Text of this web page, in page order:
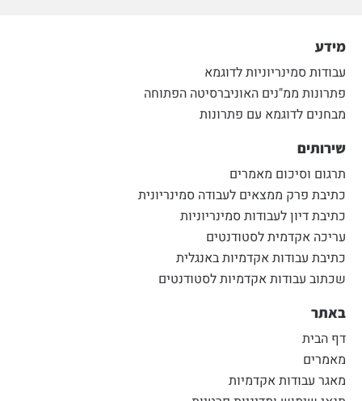
מידע
עבודות סמינריוניות לדוגמא
פתרונות ממ"נים האוניברסיטה הפתוחה
מבחנים לדוגמא עם פתרונות
שירותים
תרגום וסיכום מאמרים
כתיבת פרק ממצאים לעבודה סמינריונית
כתיבת דיון לעבודות סמינריוניות
עריכה אקדמית לסטודנטים
כתיבת עבודות אקדמיות באנגלית
שכתוב עבודות אקדמיות לסטודנטים
באתר
דף הבית
מאמרים
מאגר עבודות אקדמיות